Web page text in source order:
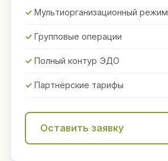
Мультиорганизационный режим
Групповые операции
Полный контур ЭДО
Партнёрские тарифы
Оставить заявку